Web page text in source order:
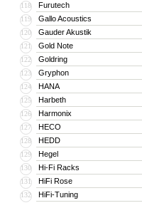
118 Furutech
119 Gallo Acoustics
120 Gauder Akustik
121 Gold Note
122 Goldring
123 Gryphon
124 HANA
125 Harbeth
126 Harmonix
127 HECO
128 HEDD
129 Hegel
130 Hi-Fi Racks
131 HiFi Rose
132 HiFi-Tuning